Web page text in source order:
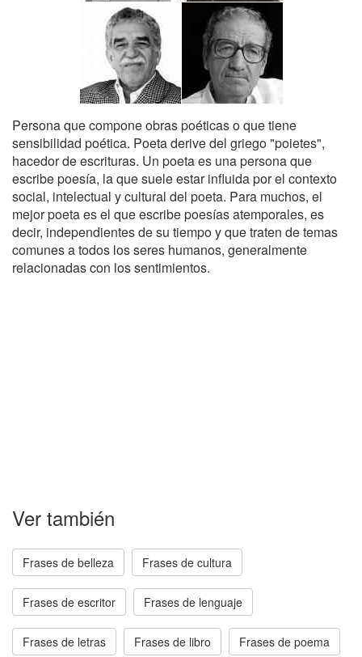
Persona que compone obras poéticas o que tiene
sensibilidad poética. Poeta derive del griego "poietes",
hacedor de escrituras. Un poeta es una persona que
escribe poesía, la que suele estar influida por el contexto
social, intelectual y cultural del poeta. Para muchos, el
mejor poeta es el que escribe poesías atemporales, es
decir, independientes de su tiempo y que traten de temas
comunes a todos los seres humanos, generalmente
relacionadas con los sentimientos.
Ver también
Frases de belleza Frases de cultura
Frases de escritor Frases de lenguaje
Frases de letras Frases de libro Frases de poema